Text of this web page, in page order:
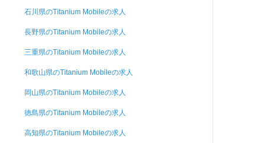
石川県のTitanium Mobileの求人
長野県のTitanium Mobileの求人
三重県のTitanium Mobileの求人
和歌山県のTitanium Mobileの求人
岡山県のTitanium Mobileの求人
徳島県のTitanium Mobileの求人
高知県のTitanium Mobileの求人